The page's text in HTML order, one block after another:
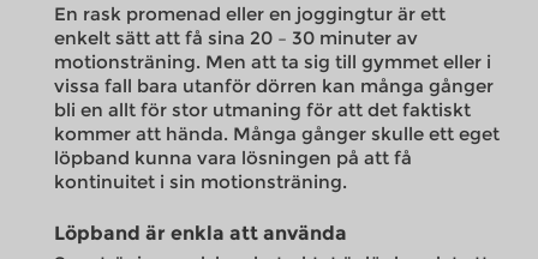
En rask promenad eller en joggingtur är ett
enkelt sätt att få sina 20 – 30 minuter av
motionsträning. Men att ta sig till gymmet eller i
vissa fall bara utanför dörren kan många gånger
bli en allt för stor utmaning för att det faktiskt
kommer att hända. Många gånger skulle ett eget
löpband kunna vara lösningen på att få
kontinuitet i sin motionsträning.
Löpband är enkla att använda